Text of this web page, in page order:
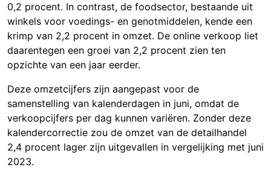
0,2 procent. In contrast, de foodsector, bestaande uit
winkels voor voedings- en genotmiddelen, kende een
krimp van 2,2 procent in omzet. De online verkoop liet
daarentegen een groei van 2,2 procent zien ten
opzichte van een jaar eerder.
Deze omzetcijfers zijn aangepast voor de
samenstelling van kalenderdagen in juni, omdat de
verkoopcijfers per dag kunnen variëren. Zonder deze
kalendercorrectie zou de omzet van de detailhandel
2,4 procent lager zijn uitgevallen in vergelijking met juni
2023.